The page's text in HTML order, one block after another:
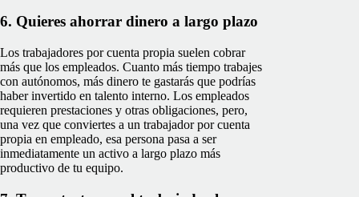
6. Quieres ahorrar dinero a largo plazo
Los trabajadores por cuenta propia suelen cobrar
más que los empleados. Cuanto más tiempo trabajes
con autónomos, más dinero te gastarás que podrías
haber invertido en talento interno. Los empleados
requieren prestaciones y otras obligaciones, pero,
una vez que conviertes a un trabajador por cuenta
propia en empleado, esa persona pasa a ser
inmediatamente un activo a largo plazo más
productivo de tu equipo.